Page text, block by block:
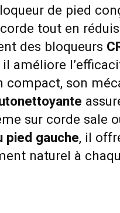
de pied
tout en
des bloqueurs
il améliore
compact, son
sur corde sale
pied gauche, il
naturel à